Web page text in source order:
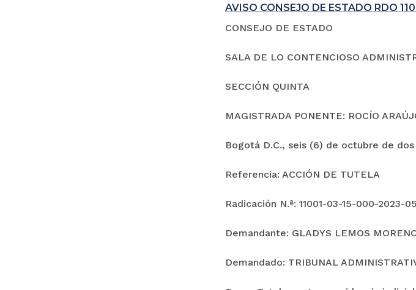
AVISO CONSEJO DE ESTADO RDO
CONSEJO DE ESTADO
SALA DE LO CONTENCIOSO
SECCIÓN QUINTA
MAGISTRADA PONENTE: ROCÍO
Bogotá D.C., seis (6) de octubre de
Referencia: ACCIÓN DE TUTELA
Radicación N.ª: 11001-03-15-000-2023-
Demandante: GLADYS LEMOS
Demandado: TRIBUNAL